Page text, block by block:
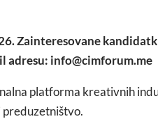
Zainteresovane
adresu: info@cimforum.me
platforma kreativnih
preduzetništvo.